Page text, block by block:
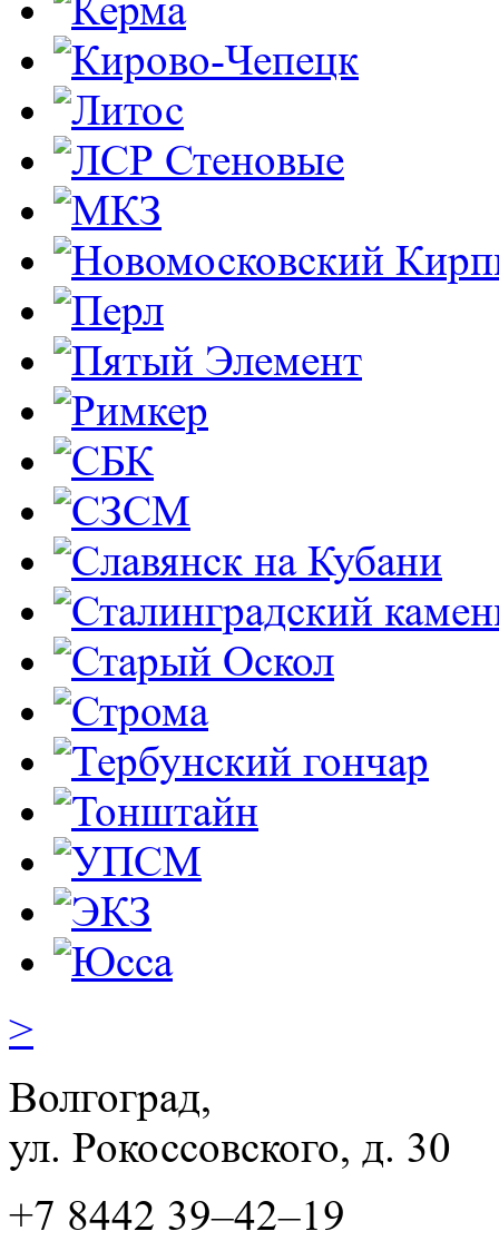
>
Волгоград,
ул. Рокосcовского, д. 30
+7 8442 39–42–19